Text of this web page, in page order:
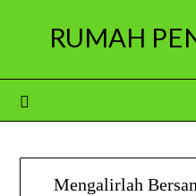
RUMAH
Mengalirlah